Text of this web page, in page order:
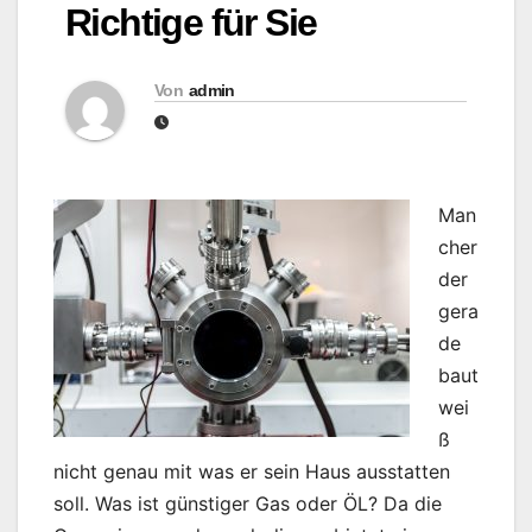
Richtige für Sie
Von admin
Man
cher
der
gera
de
baut
wei
ß
nicht genau mit was er sein Haus ausstatten
soll. Was ist günstiger Gas oder ÖL? Da die